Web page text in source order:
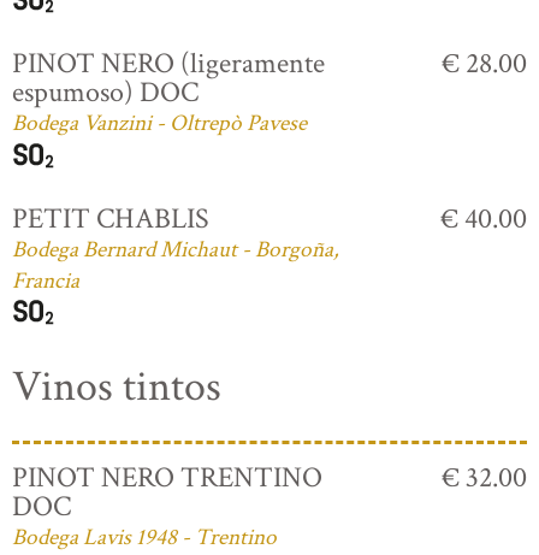
PINOT NERO (ligeramente
espumoso) DOC
Bodega Vanzini - Oltrepò Pavese
€ 28.00
PETIT CHABLIS
Bodega Bernard Michaut - Borgoña,
Francia
€ 40.00
Vinos tintos
PINOT NERO TRENTINO
DOC
Bodega Lavis 1948 - Trentino
€ 32.00